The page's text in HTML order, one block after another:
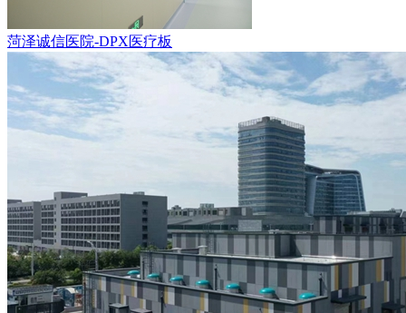
菏泽诚信医院-DPX医疗板